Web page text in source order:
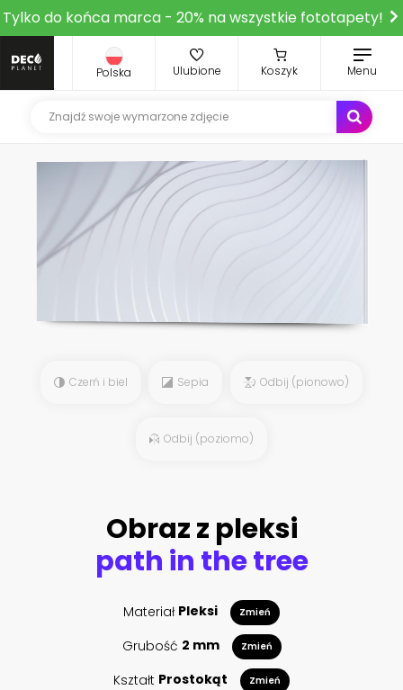
Tylko do końca marca - 20% na wszystkie fototapety!
Polska Ulubione Koszyk Menu
Czerń i biel Sepia Odbij (pionowo)
Odbij (poziomo)
Obraz z pleksi
path in the tree
Materiał Pleksi Zmień
Grubość 2 mm Zmień
Kształt Prostokąt Zmień